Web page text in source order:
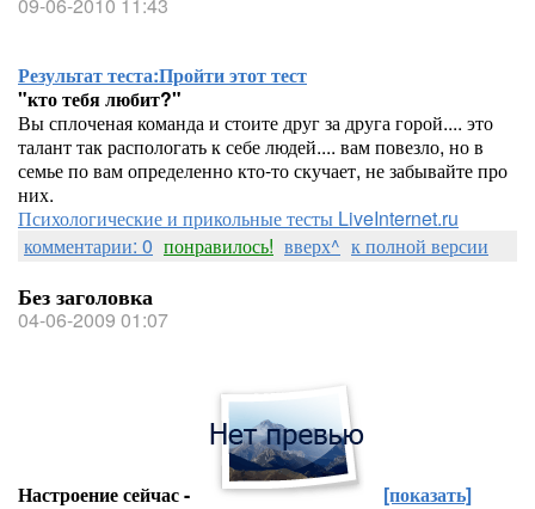
Результат теста:Пройти этот тест
"кто тебя любит?"
Вы сплоченая команда и стоите друг за друга горой.... это
талант так распологать к себе людей.... вам повезло, но в
семье по вам определенно кто-то скучает, не забывайте про
них.
Психологические и прикольные тесты LiveInternet.ru
комментарии: 0 понравилось! вверх^ к полной версии
Без заголовка
04-06-2009 01:07
Настроение сейчас -
[показать]